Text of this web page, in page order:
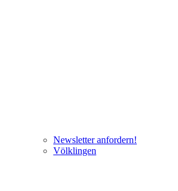
Newsletter anfordern!
Völklingen